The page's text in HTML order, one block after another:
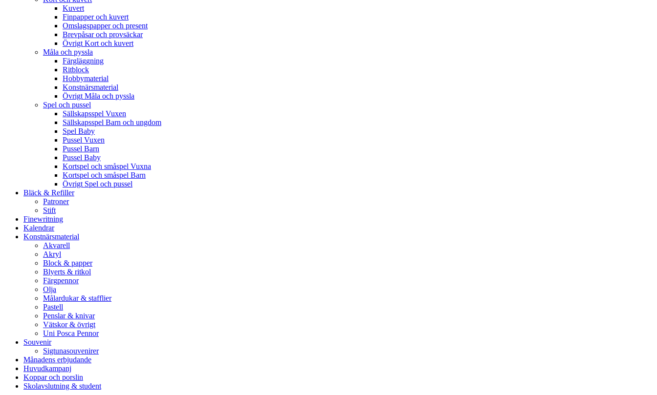
Kuvert
Finpapper och kuvert
Omslagspapper och present
Brevpåsar och provsäckar
Övrigt Kort och kuvert
Måla och pyssla
Färgläggning
Ritblock
Hobbymaterial
Konstnärsmaterial
Övrigt Måla och pyssla
Spel och pussel
Sällskapsspel Vuxen
Sällskapsspel Barn och ungdom
Spel Baby
Pussel Vuxen
Pussel Barn
Pussel Baby
Kortspel och småspel Vuxna
Kortspel och småspel Barn
Övrigt Spel och pussel
Bläck & Refiller
Patroner
Stift
Finewritning
Kalendrar
Konstnärsmaterial
Akvarell
Akryl
Block & papper
Blyerts & ritkol
Färgpennor
Olja
Målardukar & stafflier
Pastell
Penslar & knivar
Vätskor & övrigt
Uni Posca Pennor
Souvenir
Sigtunasouvenirer
Månadens erbjudande
Huvudkampanj
Koppar och porslin
Skolavslutning & student